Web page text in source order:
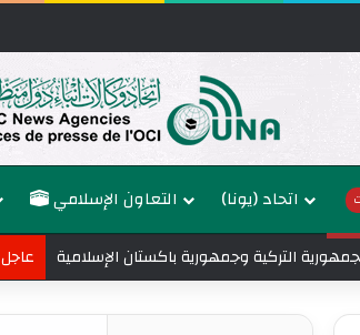
التعاون الإسلامي اتحاد (يونا)
عاجل التركية وجمهورية باكستان الإسلامية